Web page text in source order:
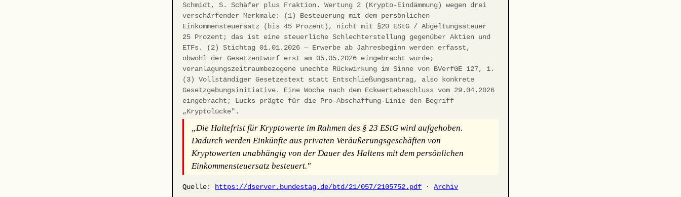
Schmidt, S. Schäfer plus Fraktion. Wertung 2 (Krypto-Eindämmung) wegen drei
verschärfender Merkmale: (1) Besteuerung mit dem persönlichen
Einkommensteuersatz (bis 45 Prozent), nicht mit §20 EStG / Abgeltungssteuer
25 Prozent; das ist eine steuerliche Schlechterstellung gegenüber Aktien und
ETFs. (2) Stichtag 01.01.2026 — Erwerbe ab Jahresbeginn werden erfasst,
obwohl der Gesetzentwurf erst am 05.05.2026 eingebracht wurde;
veranlagungszeitraumbezogene unechte Rückwirkung im Sinne von BVerfGE 127, 1.
(3) Vollständiger Gesetzestext statt Entschließungsantrag, also konkrete
Gesetzgebungsinitiative. Eine Woche nach dem Eckwertebeschluss vom 29.04.2026
eingebracht; Lucks prägte für die Pro-Abschaffung-Linie den Begriff
„Kryptolücke".
„Die Haltefrist für Kryptowerte im Rahmen des § 23 EStG wird aufgehoben.
Dadurch werden Einkünfte aus privaten Veräußerungsgeschäften von
Kryptowerten unabhängig von der Dauer des Haltens mit dem persönlichen
Einkommensteuersatz besteuert."
Quelle: https://dserver.bundestag.de/btd/21/057/2105752.pdf ·Archiv